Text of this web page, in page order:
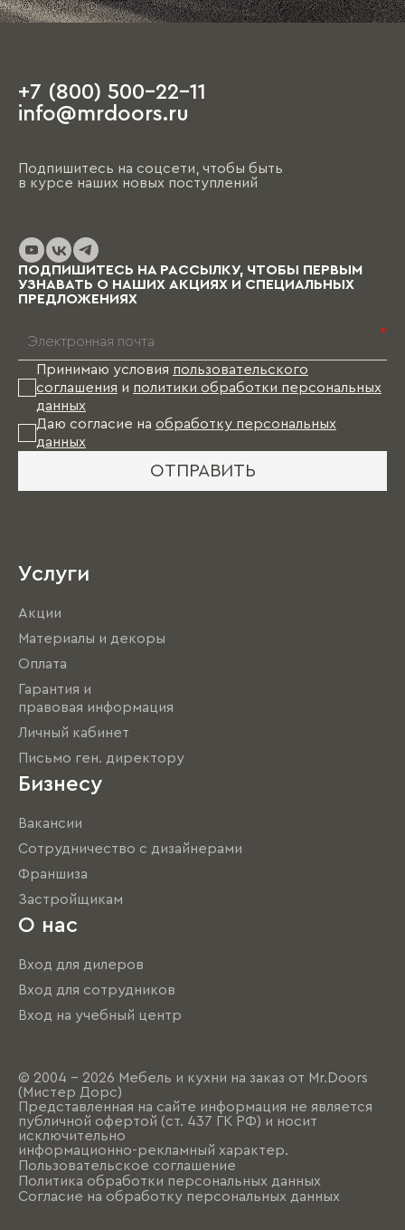
+7 (800) 500-22-11
info@mrdoors.ru
Подпишитесь на соцсети, чтобы быть
в курсе наших новых поступлений
ПОДПИШИТЕСЬ НА РАССЫЛКУ, ЧТОБЫ ПЕРВЫМ
УЗНАВАТЬ О НАШИХ АКЦИЯХ И СПЕЦИАЛЬНЫХ
ПРЕДЛОЖЕНИЯХ
*
Принимаю условия пользовательского
соглашения и политики обработки персональных
данных
Даю согласие на обработку персональных
данных
ОТПРАВИТЬ
Услуги
Акции
Материалы и декоры
Оплата
Гарантия и
правовая информация
Личный кабинет
Письмо ген. директору
Бизнесу
Вакансии
Сотрудничество с дизайнерами
Франшиза
Застройщикам
О нас
Вход для дилеров
Вход для сотрудников
Вход на учебный центр
© 2004 - 2026 Мебель и кухни на заказ от Mr.Doors
(Мистер Дорс)
Представленная на сайте информация не является
публичной офертой (ст. 437 ГК РФ) и носит
исключительно
информационно-рекламный характер.
Пользовательское соглашение
Политика обработки персональных данных
Согласие на обработку персональных данных